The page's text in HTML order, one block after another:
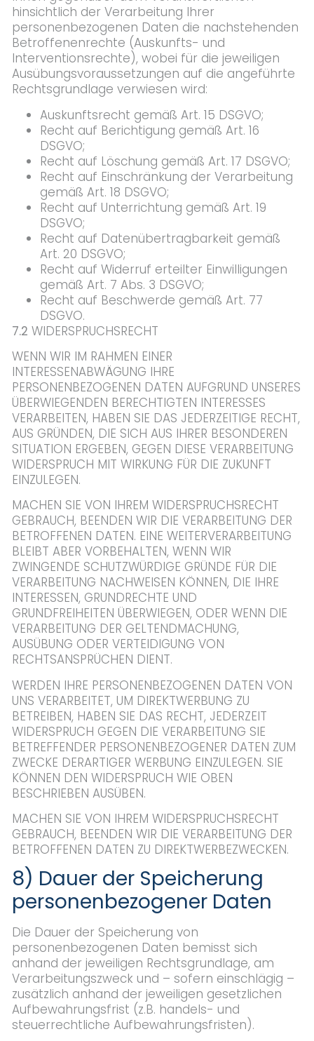
hinsichtlich der Verarbeitung Ihrer
personenbezogenen Daten die nachstehenden
Betroffenenrechte (Auskunfts- und
Interventionsrechte), wobei für die jeweiligen
Ausübungsvoraussetzungen auf die angeführte
Rechtsgrundlage verwiesen wird:
Auskunftsrecht gemäß Art. 15 DSGVO;
Recht auf Berichtigung gemäß Art. 16
DSGVO;
Recht auf Löschung gemäß Art. 17 DSGVO;
Recht auf Einschränkung der Verarbeitung
gemäß Art. 18 DSGVO;
Recht auf Unterrichtung gemäß Art. 19
DSGVO;
Recht auf Datenübertragbarkeit gemäß
Art. 20 DSGVO;
Recht auf Widerruf erteilter Einwilligungen
gemäß Art. 7 Abs. 3 DSGVO;
Recht auf Beschwerde gemäß Art. 77
DSGVO.
7.2 WIDERSPRUCHSRECHT
WENN WIR IM RAHMEN EINER
INTERESSENABWÄGUNG IHRE
PERSONENBEZOGENEN DATEN AUFGRUND UNSERES
ÜBERWIEGENDEN BERECHTIGTEN INTERESSES
VERARBEITEN, HABEN SIE DAS JEDERZEITIGE RECHT,
AUS GRÜNDEN, DIE SICH AUS IHRER BESONDEREN
SITUATION ERGEBEN, GEGEN DIESE VERARBEITUNG
WIDERSPRUCH MIT WIRKUNG FÜR DIE ZUKUNFT
EINZULEGEN.
MACHEN SIE VON IHREM WIDERSPRUCHSRECHT
GEBRAUCH, BEENDEN WIR DIE VERARBEITUNG DER
BETROFFENEN DATEN. EINE WEITERVERARBEITUNG
BLEIBT ABER VORBEHALTEN, WENN WIR
ZWINGENDE SCHUTZWÜRDIGE GRÜNDE FÜR DIE
VERARBEITUNG NACHWEISEN KÖNNEN, DIE IHRE
INTERESSEN, GRUNDRECHTE UND
GRUNDFREIHEITEN ÜBERWIEGEN, ODER WENN DIE
VERARBEITUNG DER GELTENDMACHUNG,
AUSÜBUNG ODER VERTEIDIGUNG VON
RECHTSANSPRÜCHEN DIENT.
WERDEN IHRE PERSONENBEZOGENEN DATEN VON
UNS VERARBEITET, UM DIREKTWERBUNG ZU
BETREIBEN, HABEN SIE DAS RECHT, JEDERZEIT
WIDERSPRUCH GEGEN DIE VERARBEITUNG SIE
BETREFFENDER PERSONENBEZOGENER DATEN ZUM
ZWECKE DERARTIGER WERBUNG EINZULEGEN. SIE
KÖNNEN DEN WIDERSPRUCH WIE OBEN
BESCHRIEBEN AUSÜBEN.
MACHEN SIE VON IHREM WIDERSPRUCHSRECHT
GEBRAUCH, BEENDEN WIR DIE VERARBEITUNG DER
BETROFFENEN DATEN ZU DIREKTWERBEZWECKEN.
8) Dauer der Speicherung
personenbezogener Daten
Die Dauer der Speicherung von
personenbezogenen Daten bemisst sich
anhand der jeweiligen Rechtsgrundlage, am
Verarbeitungszweck und – sofern einschlägig –
zusätzlich anhand der jeweiligen gesetzlichen
Aufbewahrungsfrist (z.B. handels- und
steuerrechtliche Aufbewahrungsfristen).